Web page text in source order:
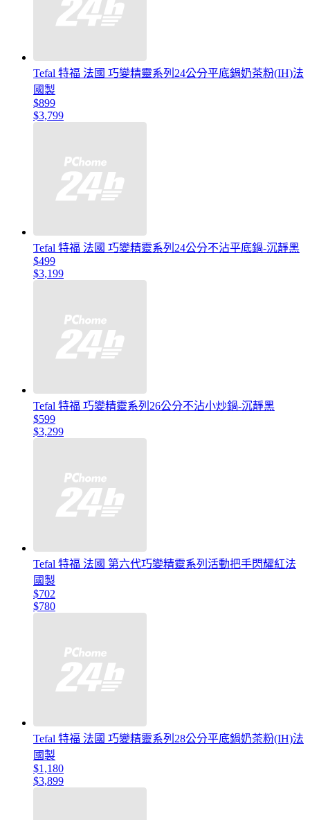
Tefal 特福 法國 巧變精靈系列24公分平底鍋奶茶粉(IH)法
國製
$899
$3,799
Tefal 特福 法國 巧變精靈系列24公分不沾平底鍋-沉靜黑
$499
$3,199
Tefal 特福 巧變精靈系列26公分不沾小炒鍋-沉靜黑
$599
$3,299
Tefal 特福 法國 第六代巧變精靈系列活動把手閃耀紅法
國製
$702
$780
Tefal 特福 法國 巧變精靈系列28公分平底鍋奶茶粉(IH)法
國製
$1,180
$3,899